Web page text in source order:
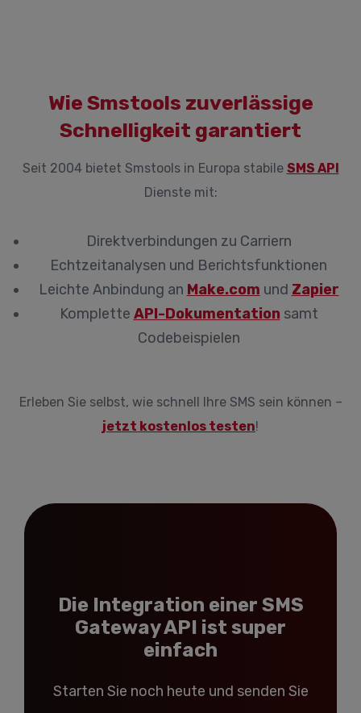
Wie Smstools zuverlässige
Schnelligkeit garantiert
Seit 2004 bietet Smstools in Europa stabile SMS API
Dienste mit:
Direktverbindungen zu Carriern
Echtzeitanalysen und Berichtsfunktionen
Leichte Anbindung an Make.com und Zapier
Komplette API-Dokumentation samt
Codebeispielen
Erleben Sie selbst, wie schnell Ihre SMS sein können –
jetzt kostenlos testen!
Die Integration einer SMS
Gateway API ist super
einfach
Starten Sie noch heute und senden Sie